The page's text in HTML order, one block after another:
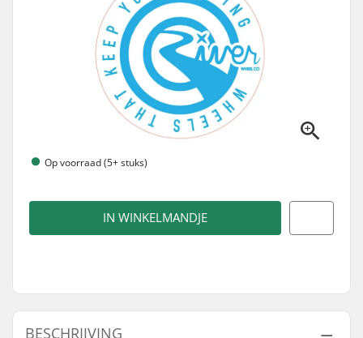
Op voorraad (5+ stuks)
IN WINKELMANDJE
BESCHRIJVING